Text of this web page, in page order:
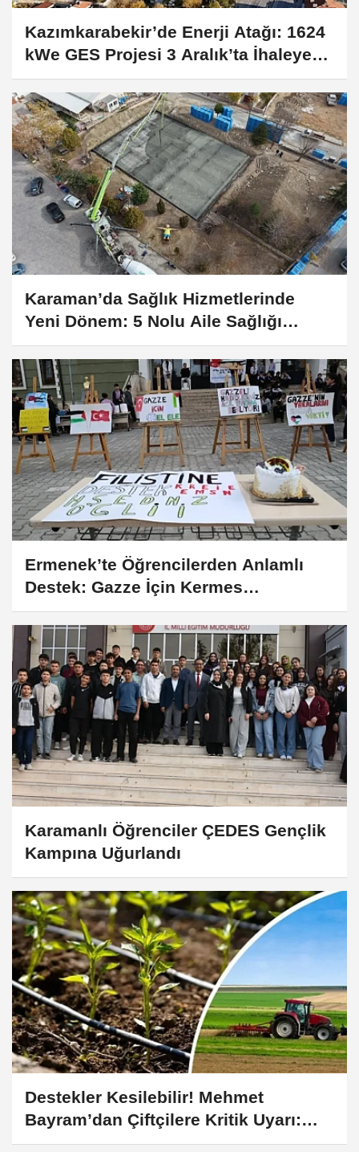
Kazımkarabekir’de Enerji Atağı: 1624
kWe GES Projesi 3 Aralık’ta İhaleye
Çıkıyor
Karaman’da Sağlık Hizmetlerinde
Yeni Dönem: 5 Nolu Aile Sağlığı
Merkezi Yenileniyor
Ermenek’te Öğrencilerden Anlamlı
Destek: Gazze İçin Kermes
Düzenlendi
Karamanlı Öğrenciler ÇEDES Gençlik
Kampına Uğurlandı
Destekler Kesilebilir! Mehmet
Bayram’dan Çiftçilere Kritik Uyarı:
Başvurular Zamanında Yapılmalı